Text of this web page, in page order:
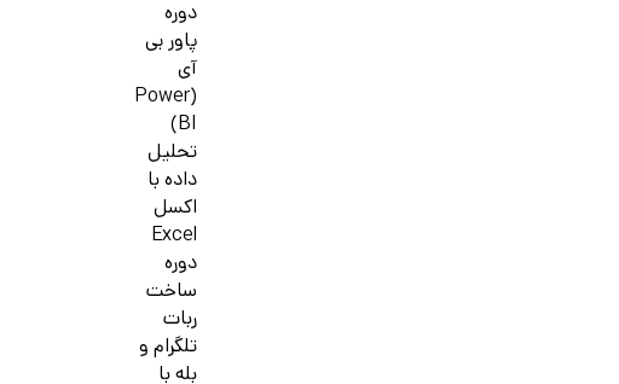
دوره
پاور بی
آی
(Power
BI)
تحلیل
داده با
اکسل
Excel
دوره
ساخت
ربات
تلگرام و
بله با